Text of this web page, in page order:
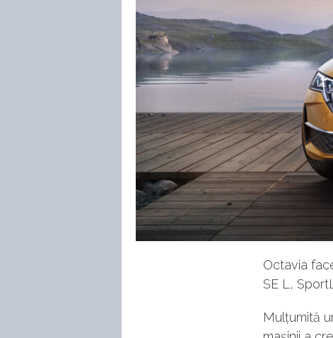
Octavia
SE L,
Mulțumită